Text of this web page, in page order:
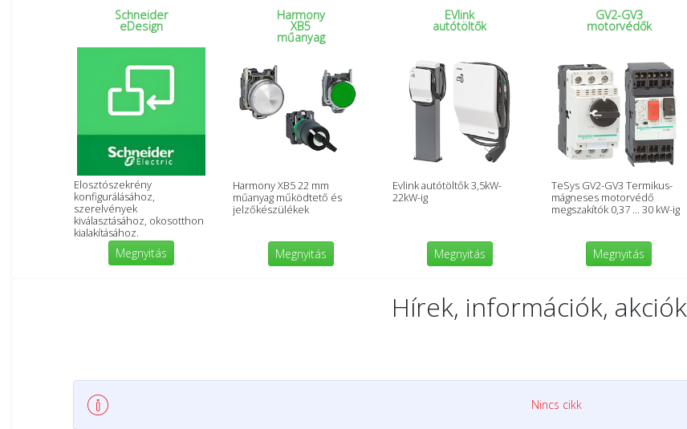
Schneider
eDesign
Elosztószekrény
konfigurálásához,
szerelvények
kiválasztásához, okosotthon
kialakításához.
Megnyitás
Harmony
XB5
műanyag
Harmony XB5 22 mm
műanyag működtető és
jelzőkészülékek
Megnyitás
EVlink
autótöltők
Evlink autótöltők 3,5kW-
22kW-ig
Megnyitás
GV2-GV3
motorvédők
TeSys GV2-GV3 Termikus-
mágneses motorvédő
megszakítók 0,37 … 30 kW-ig
Megnyitás
Hírek, információk, akciók